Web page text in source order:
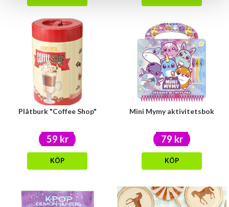
Plåtburk "Coffee Shop"
59 kr
KÖP
Mini Mymy aktivitetsbok
79 kr
KÖP